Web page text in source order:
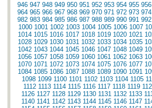
946 947 948 949 950 951 952 953 954 955 956
964 965 966 967 968 969 970 971 972 973 974
982 983 984 985 986 987 988 989 990 991 992
1000 1001 1002 1003 1004 1005 1006 1007
1014 1015 1016 1017 1018 1019 1020 1021
1028 1029 1030 1031 1032 1033 1034 1035
1042 1043 1044 1045 1046 1047 1048 1049
1056 1057 1058 1059 1060 1061 1062 1063
1070 1071 1072 1073 1074 1075 1076 1077
1084 1085 1086 1087 1088 1089 1090 1091
1098 1099 1100 1101 1102 1103 1104 1105
1112 1113 1114 1115 1116 1117 1118 1119
1126 1127 1128 1129 1130 1131 1132 1133
1140 1141 1142 1143 1144 1145 1146 1147